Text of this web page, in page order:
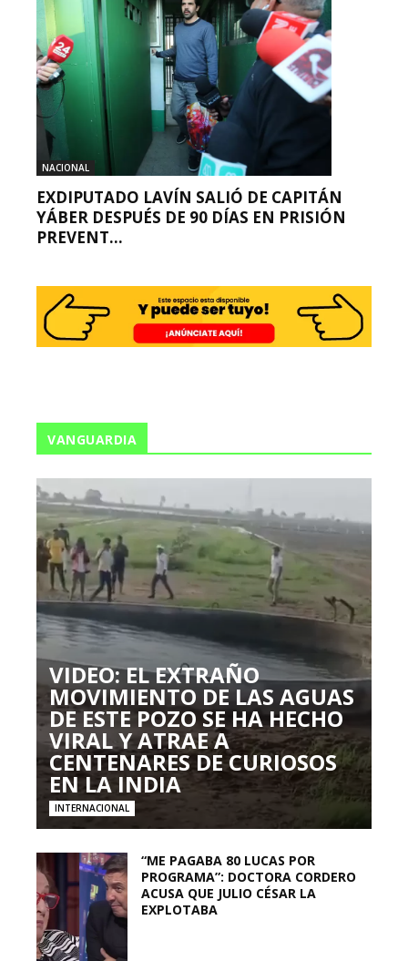
NACIONAL
EXDIPUTADO LAVÍN SALIÓ DE CAPITÁN
YÁBER DESPUÉS DE 90 DÍAS EN PRISIÓN
PREVENT...
VANGUARDIA
VIDEO: EL EXTRAÑO
MOVIMIENTO DE LAS AGUAS
DE ESTE POZO SE HA HECHO
VIRAL Y ATRAE A
CENTENARES DE CURIOSOS
EN LA INDIA
INTERNACIONAL
“ME PAGABA 80 LUCAS POR
PROGRAMA”: DOCTORA CORDERO
ACUSA QUE JULIO CÉSAR LA
EXPLOTABA